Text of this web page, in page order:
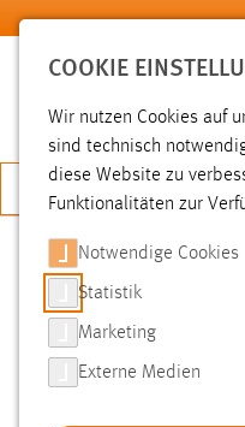
Zum Hauptinhalt springen
JETZT
SUCHE
FILTER
COOKIE
Wir nutzen Cookies auf
sind technisch
diese Website zu
Funktionalitäten zur
Notwendige Cookies
Statistik
Marketing
Externe Medien